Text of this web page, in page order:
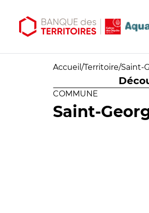
Accueil /Territoire/Saint-
COMMUNE
Saint-